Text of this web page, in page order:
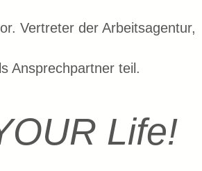
Vertreter der Arbeitsagentur,
Ansprechpartner teil.
Life!